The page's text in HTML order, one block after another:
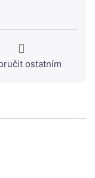
ostatním